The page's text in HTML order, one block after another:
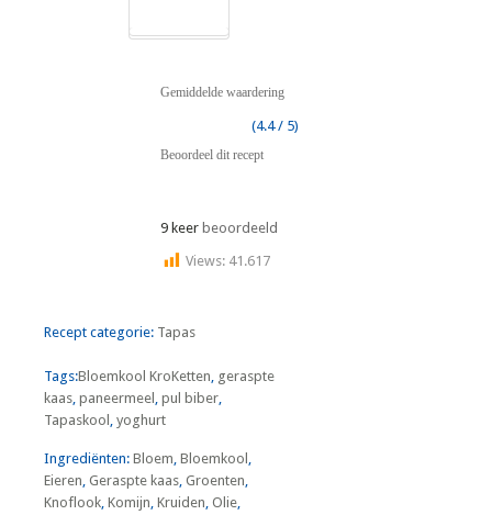
Gemiddelde waardering
(4.4 / 5)
Beoordeel dit recept
9 keer beoordeeld
Views: 41.617
Recept categorie: Tapas
Tags:Bloemkool KroKetten, geraspte
kaas,paneermeel ,pul biber,
Tapaskool ,yoghurt
Ingrediënten:Bloem,Bloemkool ,
Eieren,Geraspte kaas,Groenten,
Knoflook,Komijn,Kruiden, Olie,